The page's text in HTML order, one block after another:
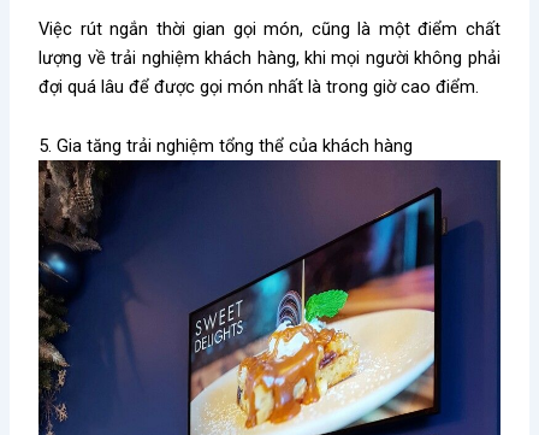
Việc rút ngắn thời gian gọi món, cũng là một điểm chất
lượng về trải nghiệm khách hàng, khi mọi người không phải
đợi quá lâu để được gọi món nhất là trong giờ cao điểm.
5. Gia tăng trải nghiệm tổng thể của khách hàng